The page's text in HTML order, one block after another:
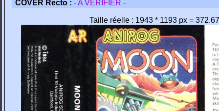
COVER Recto : - A VERIFIER -
Taille réelle : 1943 * 1193 px =